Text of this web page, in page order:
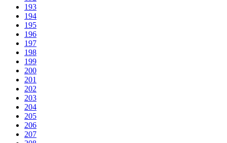
193
194
195
196
197
198
199
200
201
202
203
204
205
206
207